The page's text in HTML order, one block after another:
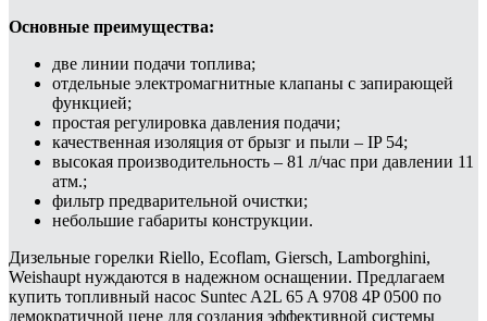
Основные преимущества:
две линии подачи топлива;
отдельные электромагнитные клапаны с запирающей
функцией;
простая регулировка давления подачи;
качественная изоляция от брызг и пыли – IP 54;
высокая производительность – 81 л/час при давлении 11
атм.;
фильтр предварительной очистки;
небольшие габариты конструкции.
Дизельные горелки Riello, Ecoflam, Giersch, Lamborghini,
Weishaupt нуждаются в надежном оснащении. Предлагаем
купить топливный насос Suntec A2L 65 A 9708 4P 0500 по
демократичной цене для создания эффективной системы